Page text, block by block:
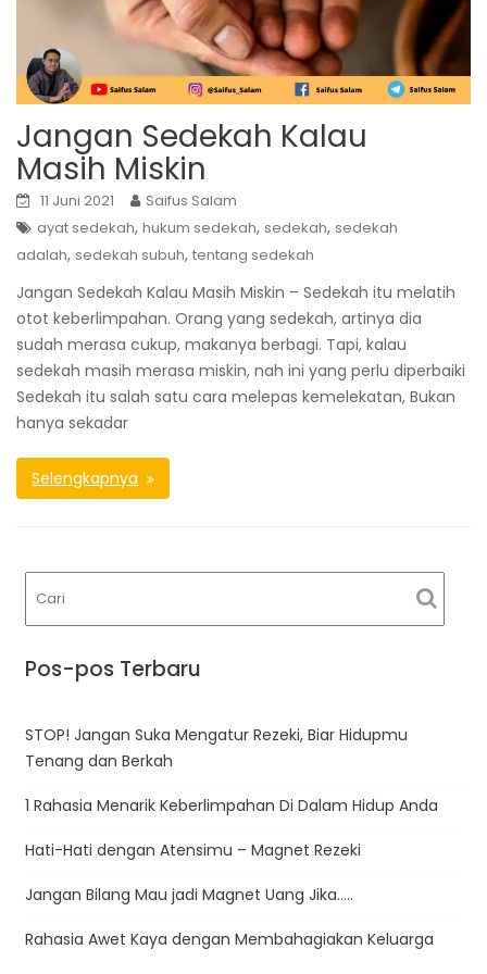
Jangan Sedekah Kalau
Masih Miskin
11 Juni 2021
Saifus Salam
ayat sedekah, hukum sedekah, sedekah, sedekah
adalah, sedekah subuh, tentang sedekah
Jangan Sedekah Kalau Masih Miskin – Sedekah itu melatih
otot keberlimpahan. Orang yang sedekah, artinya dia
sudah merasa cukup, makanya berbagi. Tapi, kalau
sedekah masih merasa miskin, nah ini yang perlu diperbaiki
Sedekah itu salah satu cara melepas kemelekatan, Bukan
hanya sekadar
Selengkapnya
Pos-pos Terbaru
STOP! Jangan Suka Mengatur Rezeki, Biar Hidupmu
Tenang dan Berkah
1 Rahasia Menarik Keberlimpahan Di Dalam Hidup Anda
Hati-Hati dengan Atensimu – Magnet Rezeki
Jangan Bilang Mau jadi Magnet Uang Jika…..
Rahasia Awet Kaya dengan Membahagiakan Keluarga